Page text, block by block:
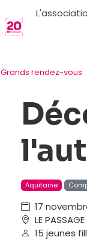
Grands rendez-vous
Aquitaine
17
LE PASSAGE
15 jeunes